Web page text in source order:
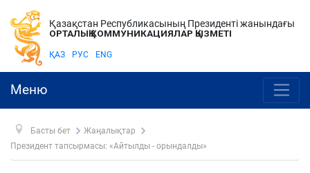
Қазақстан Республикасының Президенті жанындағы
ОРТАЛЫҚ КОММУНИКАЦИЯЛАР ҚЫЗМЕТІ
ҚАЗ РУС ENG
Меню
Басты бет
Жаңалықтар
Президент тапсырмасы: «Айтылды - орындалды»